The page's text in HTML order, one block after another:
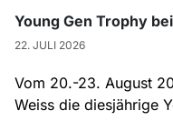
Young Gen Trophy
22. JULI 2026
Vom 20.-23. August
Weiss die diesjährige